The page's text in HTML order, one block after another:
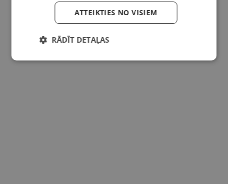
ATTEIKTIES NO VISIEM
RĀDĪT DETAĻAS